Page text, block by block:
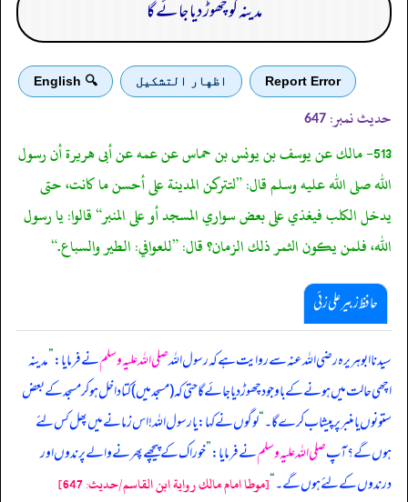
مدینہ کو چھوڑ دیا جائے گا
Report Error اظهار التشكيل 🔍 English
حدیث نمبر: 647
513- مالك عن يوسف بن يونس بن حماس عن عمه عن أبى هريرة أن رسول
الله صلى الله عليه وسلم قال: ”لتتركن المدينة على أحسن ما كانت، حتى
يدخل الكلب فيغذي على بعض سواري المسجد أو على المنبر“ قالوا: يا رسول
الله، فلمن يكون الثمر ذلك الزمان؟ قال: ”للعوافي: الطير والسباع.“
حافظ زبیر علی زئی
سیدنا ابوہریرہ رضی اللہ عنہ سے روایت ہے کہ رسول اللہصلی اللہ علیہ وسلمنے فرمایا:”مدینہ
اچھی حالت میں ہونے کے باوجود چھوڑ دیا جائے گا حتی کہ (مسجد میں) کتا داخل ہو کر مسجد کے بعض
ستونوں یا منبر پر پیشاب کرے گا۔“لوگوں نے کہا: یا رسول اللہ! اس زمانے میں پھل کس لئے
ہوں گے؟ آپصلی اللہ علیہ وسلمنے فرمایا:”خوراک کے پیچھے پھرنے والے پرندوں اور
درندوں کے لئے ہوں گے۔“[موطا امام مالك رواية ابن القاسم/حدیث: 647]